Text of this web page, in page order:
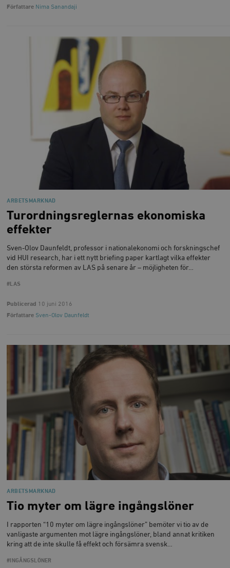
Författare Nima Sanandaji
ARBETSMARKNAD
Turordningsreglernas ekonomiska
effekter
Sven-Olov Daunfeldt, professor i nationalekonomi och forskningschef
vid HUI research, har i ett nytt briefing paper kartlagt vilka effekter
den största reformen av LAS på senare år – möjligheten för…
#LAS
Publicerad 10 juni 2016
Författare Sven-Olov Daunfeldt
ARBETSMARKNAD
Tio myter om lägre ingångslöner
I rapporten “10 myter om lägre ingångslöner” bemöter vi tio av de
vanligaste argumenten mot lägre ingångslöner, bland annat kritiken
kring att de inte skulle få effekt och försämra svensk…
#INGÅNGSLÖNER